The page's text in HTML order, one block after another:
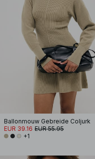
Ballonmouw Gebreide Coljurk
EUR 39.16 EUR 55.95
+1